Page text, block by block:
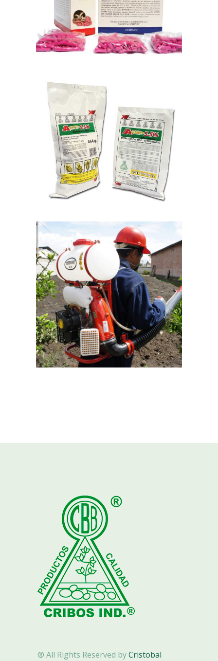
® All Rights Reserved byCristobal